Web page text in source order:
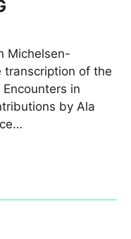
Michelsen-
transcription of the
in
by Ala